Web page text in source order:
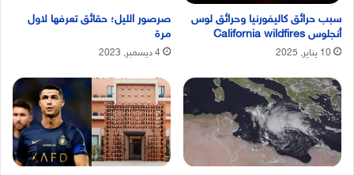
سبب حرائق كاليفورنيا وحرائق لوس
أنجلوس California wildfires
10 يناير, 2025
صرصور الليل؛ حقائق تعرفها لاول
مرة
4 ديسمبر, 2023